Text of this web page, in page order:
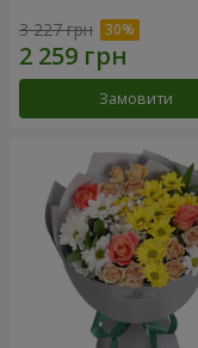
3 227 грн
Замовити